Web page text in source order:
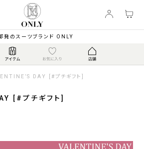
発のスーツブランド ONLY
DAY [#プチギフト]
[#プチギフト]